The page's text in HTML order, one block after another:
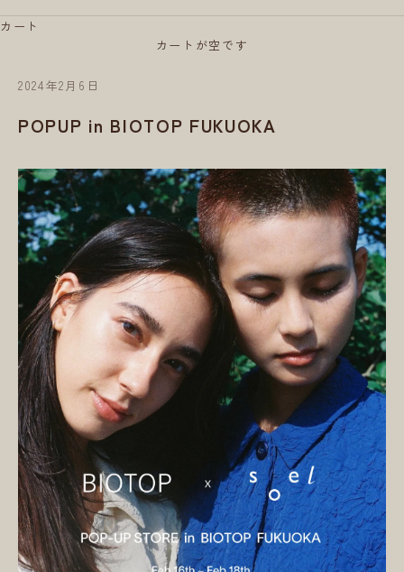
カート
カートが空です
2024年2月6日
POPUP in BIOTOP FUKUOKA